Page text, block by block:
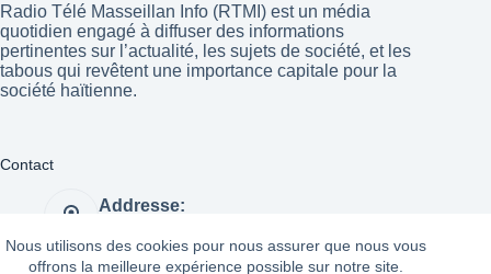
Nous utilisons des cookies pour nous assurer que nous vous
offrons la meilleure expérience possible sur notre site.
Radio Télé Masseillan Info (RTMI) est un média
quotidien engagé à diffuser des informations
pertinentes sur l’actualité, les sujets de société, et les
tabous qui revêtent une importance capitale pour la
société haïtienne.
Contact
Addresse:
Website: